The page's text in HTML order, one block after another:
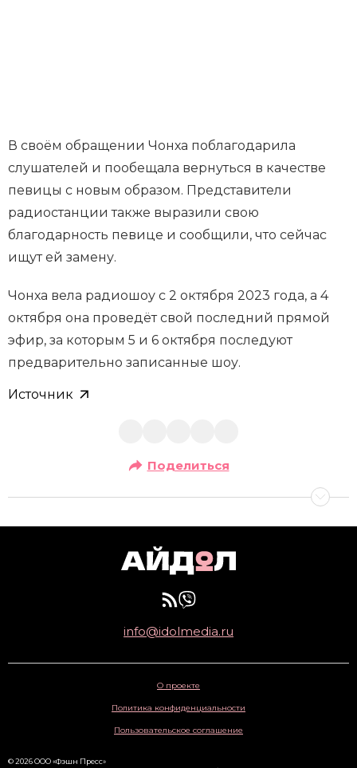
В своём обращении Чонха поблагодарила
слушателей и пообещала вернуться в качестве
певицы с новым образом. Представители
радиостанции также выразили свою
благодарность певице и сообщили, что сейчас
ищут ей замену.
Чонха вела радиошоу с 2 октября 2023 года, а 4
октября она проведёт свой последний прямой
эфир, за которым 5 и 6 октября последуют
предварительно записанные шоу.
Источник
Поделиться
info@idolmedia.ru
О проекте
Политика конфиденциальности
Пользовательское соглашение
© 2026 ООО «Фэшн Пресс»